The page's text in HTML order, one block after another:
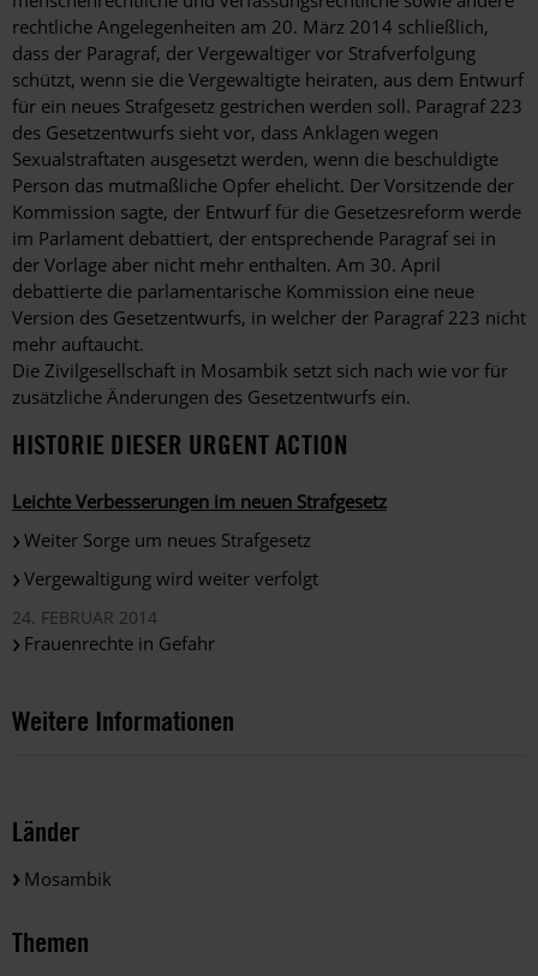
rechtliche Angelegenheiten am 20. März 2014 schließlich,
dass der Paragraf, der Vergewaltiger vor Strafverfolgung
schützt, wenn sie die Vergewaltigte heiraten, aus dem Entwurf
für ein neues Strafgesetz gestrichen werden soll. Paragraf 223
des Gesetzentwurfs sieht vor, dass Anklagen wegen
Sexualstraftaten ausgesetzt werden, wenn die beschuldigte
Person das mutmaßliche Opfer ehelicht. Der Vorsitzende der
Kommission sagte, der Entwurf für die Gesetzesreform werde
im Parlament debattiert, der entsprechende Paragraf sei in
der Vorlage aber nicht mehr enthalten. Am 30. April
debattierte die parlamentarische Kommission eine neue
Version des Gesetzentwurfs, in welcher der Paragraf 223 nicht
mehr auftaucht.
Die Zivilgesellschaft in Mosambik setzt sich nach wie vor für
zusätzliche Änderungen des Gesetzentwurfs ein.
HISTORIE DIESER URGENT ACTION
Leichte Verbesserungen im neuen Strafgesetz
Weiter Sorge um neues Strafgesetz
Vergewaltigung wird weiter verfolgt
24. FEBRUAR 2014
Frauenrechte in Gefahr
Weitere Informationen
Länder
Mosambik
Themen